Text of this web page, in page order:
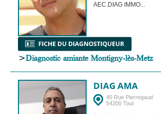
AEC.DIAG IMMO...
>Diagnostic amiante Montigny-lès-Metz
DIAG AMA
40 Rue Pierregaud
54200 Toul